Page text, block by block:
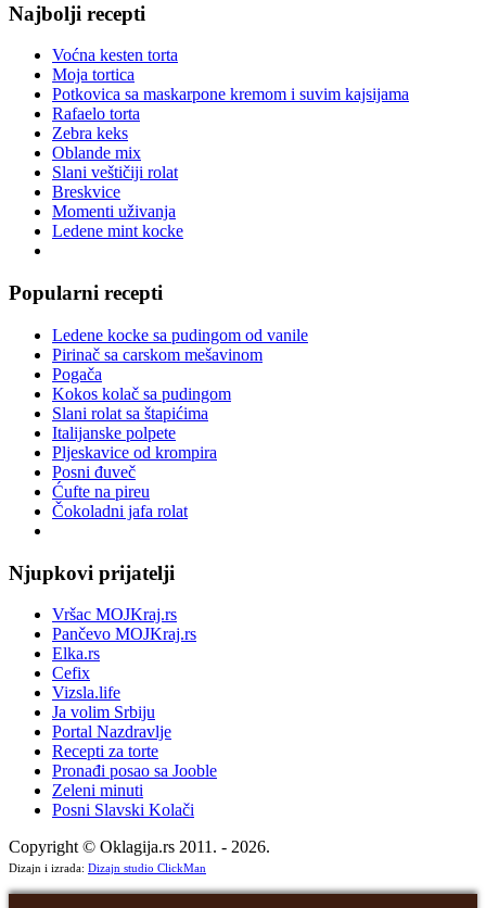
Najbolji recepti
Voćna kesten torta
Moja tortica
Potkovica sa maskarpone kremom i suvim kajsijama
Rafaelo torta
Zebra keks
Oblande mix
Slani veštičiji rolat
Breskvice
Momenti uživanja
Ledene mint kocke
Popularni recepti
Ledene kocke sa pudingom od vanile
Pirinač sa carskom mešavinom
Pogača
Kokos kolač sa pudingom
Slani rolat sa štapićima
Italijanske polpete
Pljeskavice od krompira
Posni đuveč
Ćufte na pireu
Čokoladni jafa rolat
Njupkovi prijatelji
Vršac MOJKraj.rs
Pančevo MOJKraj.rs
Elka.rs
Cefix
Vizsla.life
Ja volim Srbiju
Portal Nazdravlje
Recepti za torte
Pronađi posao sa Jooble
Zeleni minuti
Posni Slavski Kolači
Copyright © Oklagija.rs 2011. - 2026.
Dizajn i izrada: Dizajn studio ClickMan